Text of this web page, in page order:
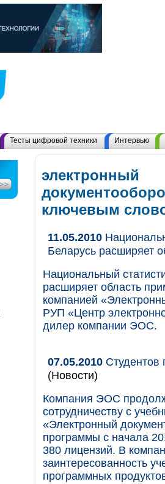
Тесты цифровой техники Интервью
электронный
ключевым
11.05.2010
Беларусь расширяет
Национальный
расширяет область
компанией
РУП «Центр
дилер компании ЭОС.
07.05.2010 Студентов
(Новости)
Компания ЭОС
сотрудничеству с
«Электронный
программы с начала
380 лицензий. В
заинтересованность
программных